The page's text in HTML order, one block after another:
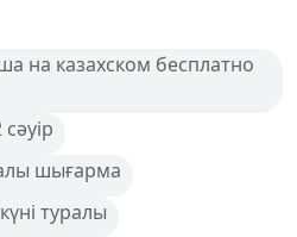
на казахском бесплатно
сәуір
шығарма
туралы